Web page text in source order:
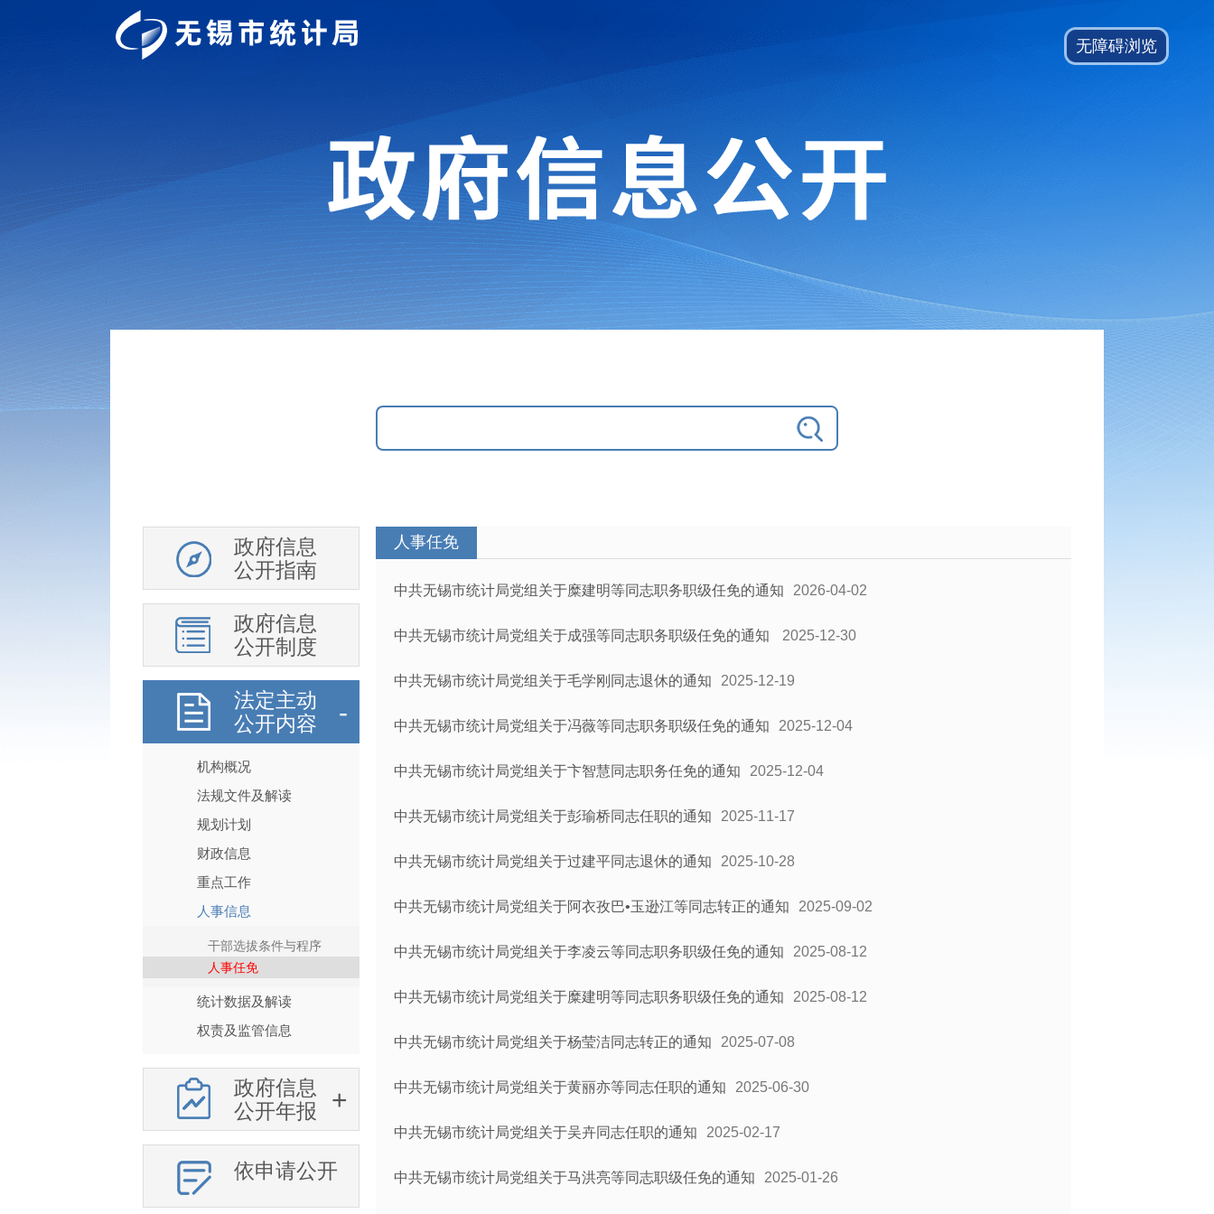
政府信息
公开指南
政府信息
公开制度
法定主动
公开内容
机构概况
法规文件及解读
规划计划
财政信息
重点工作
人事信息
干部选拔条件与程序
人事任免
统计数据及解读
权责及监管信息
政府信息
公开年报
依申请公开
人事任免
中共无锡市统计局党组关于糜建明等同志职务职级任免的通知 2026-04-02
中共无锡市统计局党组关于成强等同志职务职级任免的通知 2025-12-30
中共无锡市统计局党组关于毛学刚同志退休的通知 2025-12-19
中共无锡市统计局党组关于冯薇等同志职务职级任免的通知 2025-12-04
中共无锡市统计局党组关于卞智慧同志职务任免的通知 2025-12-04
中共无锡市统计局党组关于彭瑜桥同志任职的通知 2025-11-17
中共无锡市统计局党组关于过建平同志退休的通知 2025-10-28
中共无锡市统计局党组关于阿衣孜巴•玉逊江等同志转正的通知 2025-09-02
中共无锡市统计局党组关于李凌云等同志职务职级任免的通知 2025-08-12
中共无锡市统计局党组关于糜建明等同志职务职级任免的通知 2025-08-12
中共无锡市统计局党组关于杨莹洁同志转正的通知 2025-07-08
中共无锡市统计局党组关于黄丽亦等同志任职的通知 2025-06-30
中共无锡市统计局党组关于吴卉同志任职的通知 2025-02-17
中共无锡市统计局党组关于马洪亮等同志职级任免的通知 2025-01-26
无障碍浏览